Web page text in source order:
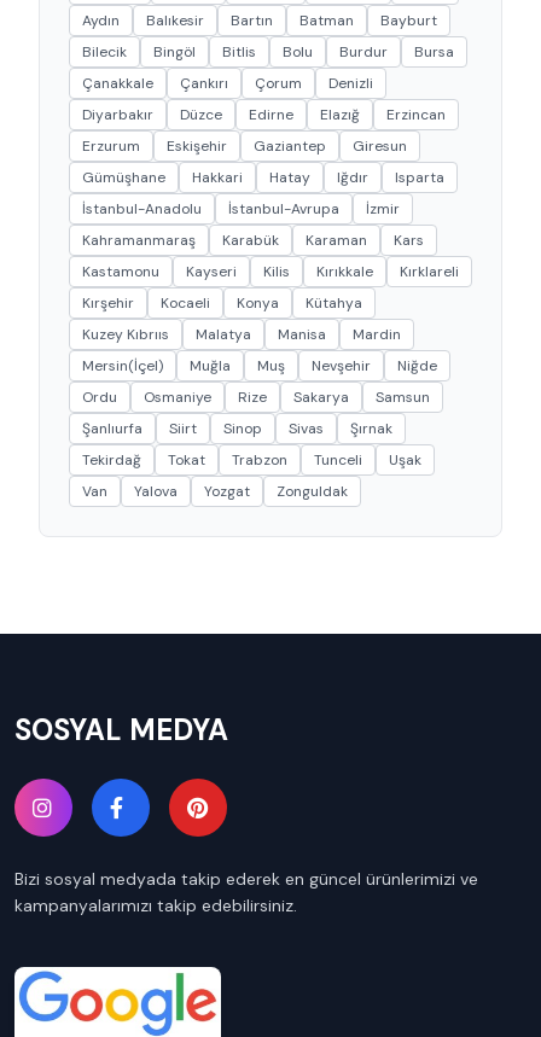
Aydın
Balıkesir Bartın Batman
Bayburt
Bilecik
Bingöl Bitlis Bolu Burdur
Bursa
Çanakkale
Çankırı Çorum
Denizli
Diyarbakır
Düzce Edirne Elazığ
Erzincan
Erzurum
Eskişehir Gaziantep
Giresun
Gümüşhane
Hakkari Hatay Iğdır
Isparta
İstanbul-Anadolu
İstanbul-Avrupa
İzmir
Kahramanmaraş
Karabük Karaman
Kars
Kastamonu
Kayseri Kilis Kırıkkale
Kırklareli
Kırşehir
Kocaeli Konya
Kütahya
Kuzey Kıbrııs
Malatya Manisa
Mardin
Mersin(İçel)
Muğla Muş Nevşehir
Niğde
Ordu
Osmaniye Rize Sakarya
Samsun
Şanlıurfa
Siirt Sinop Sivas
Şırnak
Tekirdağ
Tokat Trabzon Tunceli
Uşak
Van
Yalova Yozgat Zonguldak
SOSYAL MEDYA
Bizi sosyal medyada takip ederek en güncel ürünlerimizi ve
kampanyalarımızı takip edebilirsiniz.